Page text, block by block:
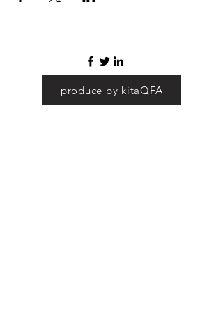
produce by kitaQFA